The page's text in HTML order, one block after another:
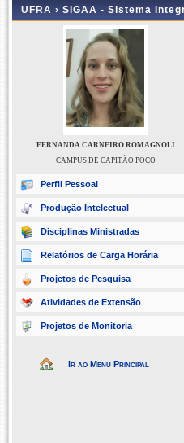
UFRA › SIGAA - Sistema
FERNANDA CARNEIRO ROMAGNOLI
CAMPUS DE CAPITÃO POÇO
Perfil Pessoal
Produção Intelectual
Disciplinas Ministradas
Relatórios de Carga Horária
Projetos de Pesquisa
Atividades de Extensão
Projetos de Monitoria
Ir ao Menu Principal